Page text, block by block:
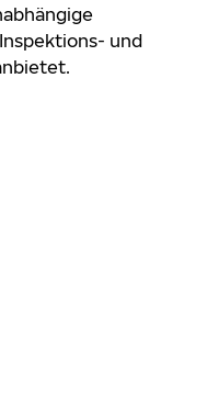
und